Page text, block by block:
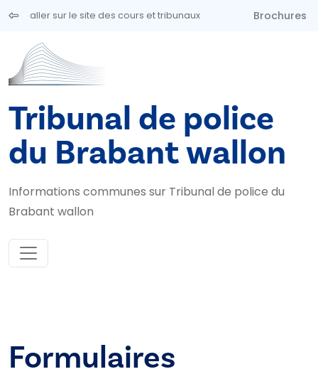
Aller au contenu principal
aller sur le site des cours et tribunaux Brochures
Tribunal de police
du Brabant wallon
Informations communes sur Tribunal de police du
Brabant wallon
Formulaires